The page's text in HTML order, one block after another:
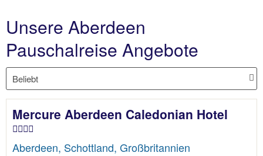
Unsere Aberdeen
Pauschalreise Angebote
Mercure Aberdeen Caledonian Hotel
Aberdeen, Schottland, Großbritannien